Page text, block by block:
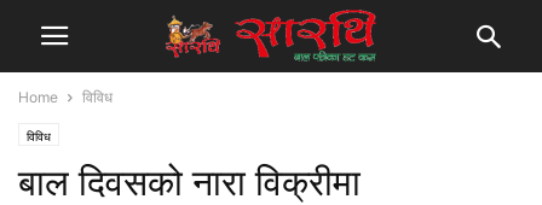
Home विविध
विविध
बाल दिवसको नारा विक्रीमा